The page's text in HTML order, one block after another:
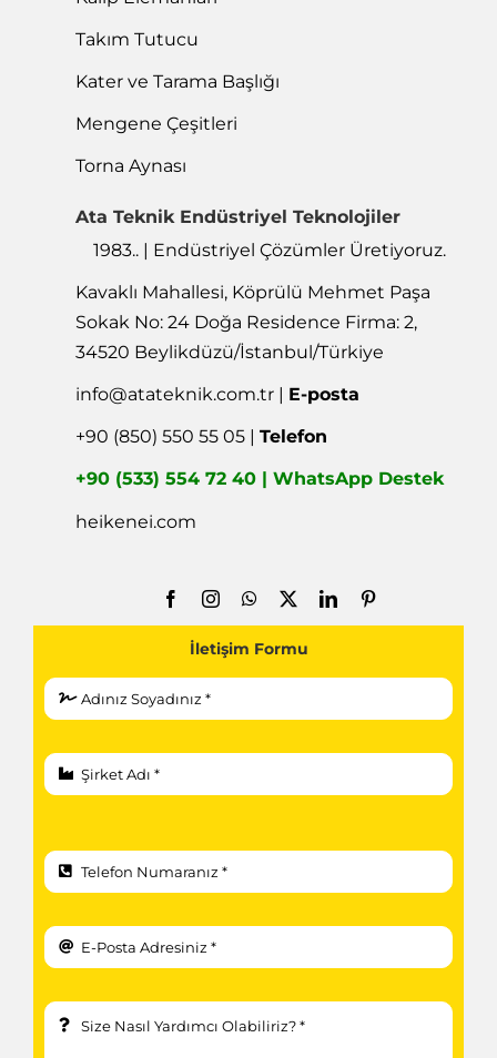
Takım Tutucu
Kater ve Tarama Başlığı
Mengene Çeşitleri
Torna Aynası
Ata Teknik Endüstriyel Teknolojiler
1983.. | Endüstriyel Çözümler Üretiyoruz.
Kavaklı Mahallesi, Köprülü Mehmet Paşa
Sokak No: 24 Doğa Residence Firma: 2,
34520 Beylikdüzü/İstanbul/Türkiye
info@atateknik.com.tr | E-posta
+90 (850) 550 55 05 |Telefon
+90 (533) 554 72 40 | WhatsApp Destek
heikenei.com
İletişim Formu